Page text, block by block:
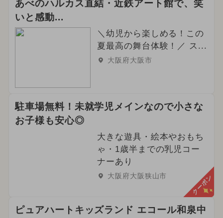
あべのハルカス直結・近鉄アート館で、笑
いと感動...
＼幼児から楽しめる！この
夏最高の舞台体験！／ ス...
大阪府大阪市
駐車場無料！未就学児メインなので小さな
お子様も安心◎
大きな遊具・絵本やおもち
ゃ・1歳半までの乳児コー
ナーあり
大阪府大阪狭山市 クーポン
ピュアハートキッズランド エコール和泉中